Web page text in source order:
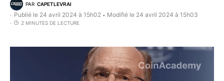
PAR CAPETLEVRAI
Publié le 24 avril 2024 à 15h02 • Modifié le 24 avril 2024 à 15h03
2 MINUTES DE LECTURE